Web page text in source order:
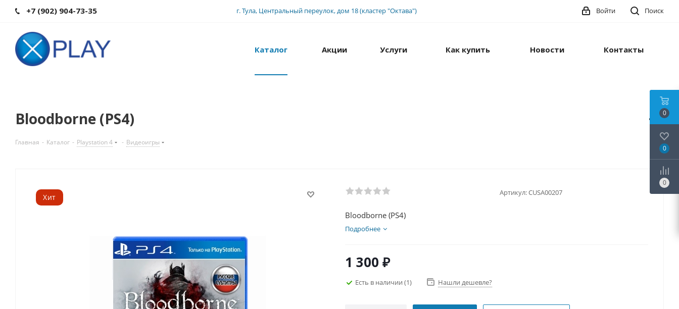
+7 (902) 904-73-35 г. Тула, Центральный переулок, дом 18 (кластер "Октава") Поиск
Войти
Каталог Акции Услуги Как купить Новости Контакты
Bloodborne (PS4)
Главная - Каталог - Playstation 4 - Видеоигры
Хит
Артикул:CUSA00207
Bloodborne (PS4)
Подробнее
1 300 ₽
Есть в наличии (1) Нашли дешевле?
0
0
0